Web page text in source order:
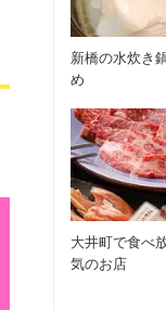
新橋の水炊き
め
大井町で食べ
気のお店